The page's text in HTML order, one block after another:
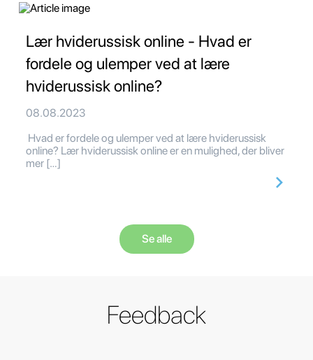
Lær hviderussisk online - Hvad er
fordele og ulemper ved at lære
hviderussisk online?
08.08.2023
Hvad er fordele og ulemper ved at lære hviderussisk
online? Lær hviderussisk online er en mulighed, der bliver
mer […]
Se alle
Feedback